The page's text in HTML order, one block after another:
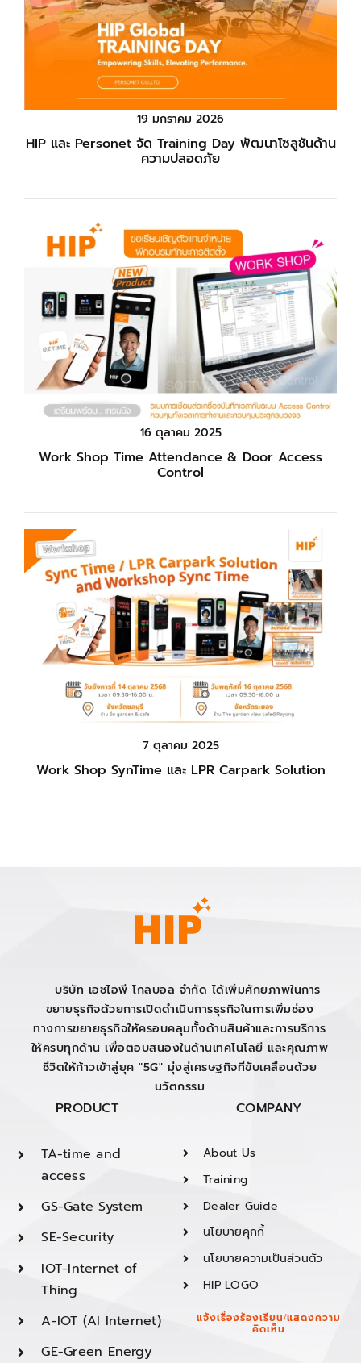
19 มกราคม 2026
HIP และ Personet จัด Training Day พัฒนาโซลูชันด้าน
ความปลอดภัย
16 ตุลาคม 2025
Work Shop Time Attendance & Door Access
Control
7 ตุลาคม 2025
Work Shop SynTime และ LPR Carpark Solution
บริษัท เอชไอพี โกลบอล จำกัด ได้เพิ่มศักยภาพในการ
ขยายธุรกิจด้วยการเปิดดำเนินการธุรกิจในการเพิ่มช่อง
ทางการขยายธุรกิจให้ครอบคลุมทั้งด้านสินค้าและการบริการ
ให้ครบทุกด้าน เพื่อตอบสนองในด้านเทคโนโลยี และคุณภาพ
ชีวิตให้ก้าวเข้าสู่ยุค "5G" มุ่งสู่เศรษฐกิจที่ขับเคลื่อนด้วย
นวัตกรรม
PRODUCT
TA-time and
access
GS-Gate System
SE-Security
IOT-Internet of
Thing
A-IOT (AI Internet)
GE-Green Energy
COMPANY
About Us
Training
Dealer Guide
นโยบายคุกกี้
นโยบายความเป็นส่วนตัว
HIP LOGO
แจ้งเรื่องร้องเรียน/แสดงความ
คิดเห็น